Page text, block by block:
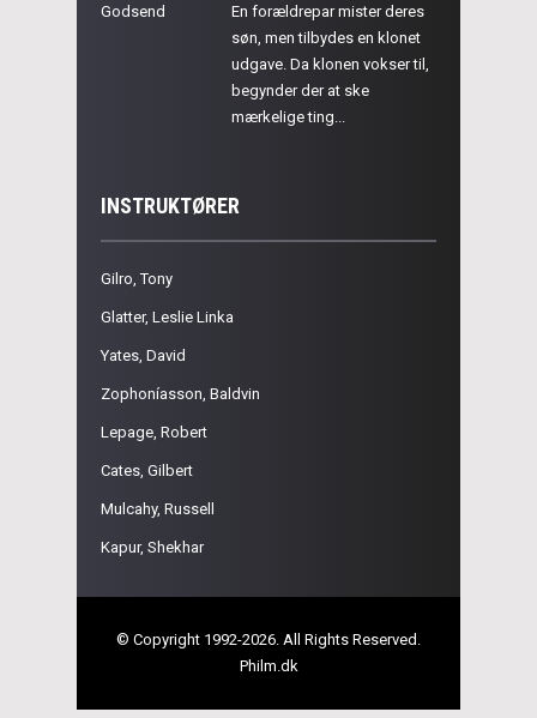
Godsend
En forældrepar mister deres
søn, men tilbydes en klonet
udgave. Da klonen vokser til,
begynder der at ske
mærkelige ting...
INSTRUKTØRER
Gilro, Tony
Glatter, Leslie Linka
Yates, David
Zophoníasson, Baldvin
Lepage, Robert
Cates, Gilbert
Mulcahy, Russell
Kapur, Shekhar
© Copyright 1992-2026. All Rights Reserved.
Philm.dk